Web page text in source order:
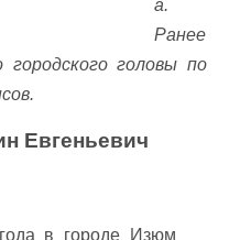
а.
Ранее
головы по
Евгеньевич
в городе Изюм